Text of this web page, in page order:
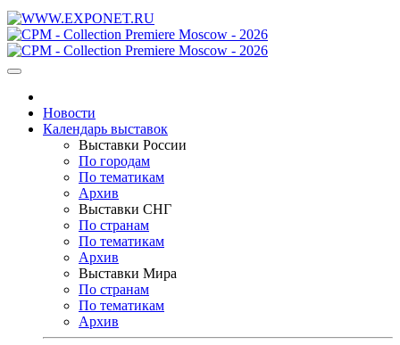
Новости
Календарь выставок
Выставки России
По городам
По тематикам
Архив
Выставки СНГ
По странам
По тематикам
Архив
Выставки Мира
По странам
По тематикам
Архив